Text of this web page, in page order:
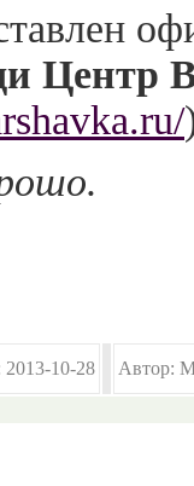
Центр
2013-10-28 Автор: